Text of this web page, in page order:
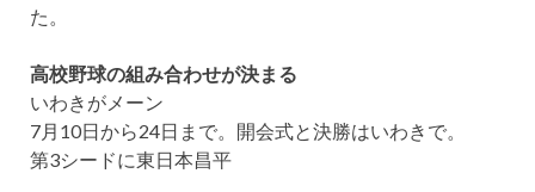
た。
高校野球の組み合わせが決まる
いわきがメーン
7月10日から24日まで。開会式と決勝はいわきで。
第3シードに東日本昌平